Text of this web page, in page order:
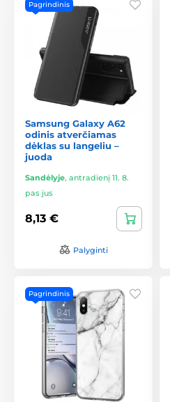
Pagrindinis
Samsung Galaxy A62
odinis atverčiamas
dėklas su langeliu –
juoda
Sandėlyje, antradienį 11. 8.
pas jus
8,13 €
Palyginti
Pagrindinis